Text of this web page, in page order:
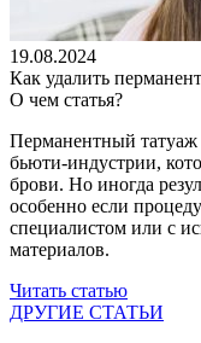
19.08.2024
Как удалить
О чем статья?
Перманентный
бьюти-индустрии,
брови. Но иногда
особенно если
специалистом или с
материалов.
Читать статью
ДРУГИЕ СТАТЬИ